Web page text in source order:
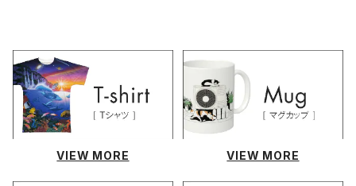
VIEW MORE VIEW MORE